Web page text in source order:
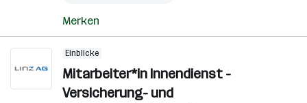
Merken
Einblicke
Mitarbeiter*in Innendienst -
Versicherung- und